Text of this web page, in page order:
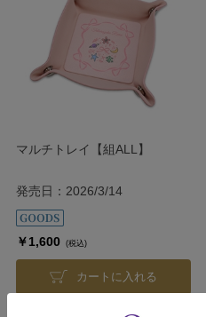
マルチトレイ【組ALL】
発売日：2026/3/14
￥1,600 (税込)
カートに入れる